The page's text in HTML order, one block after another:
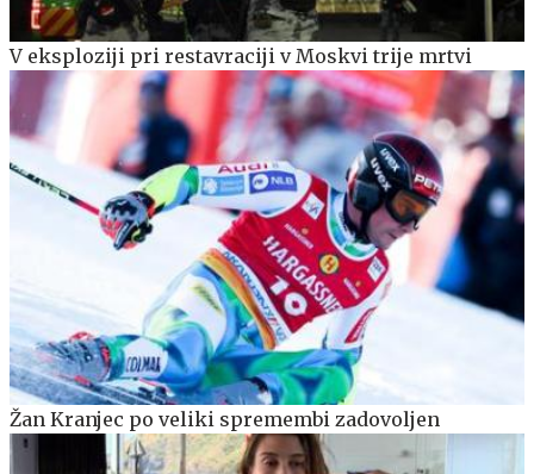
V eksploziji pri restavraciji v Moskvi trije mrtvi
Žan Kranjec po veliki spremembi zadovoljen